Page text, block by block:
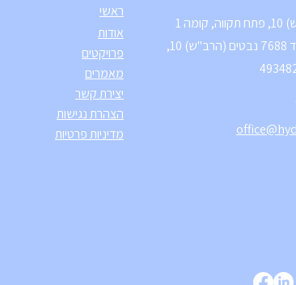
ראשי
אודות
פרויקטים
מאמרים
יצירת קשר
הצהרת נגישות
מדיניות פרטיות
1
מען לדואר: ת.ד 7688 נבטים (הרב"ש) 10,